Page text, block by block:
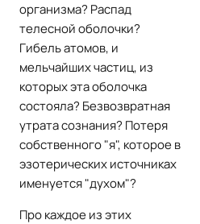
организма? Распад
телесной оболочки?
Гибель атомов, и
мельчайших частиц, из
которых эта оболочка
состояла? Безвозвратная
утрата сознания? Потеря
собственного "я", которое в
эзотерических источниках
именуется "духом"?
Про каждое из этих